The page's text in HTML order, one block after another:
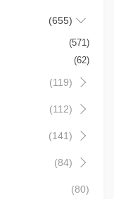
(655)
(571)
(62)
(119)
(112)
(141)
(84)
(80)